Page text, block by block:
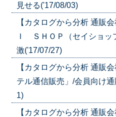
見せる('17/08/03)
【カタログから分析 通販
Ｉ ＳＨＯＰ（セイショッ
激('17/07/27)
【カタログから分析 通販
テル通信販売」/会員向け
1)
【カタログから分析 通販